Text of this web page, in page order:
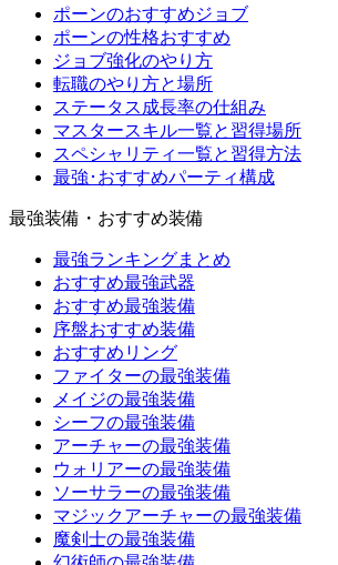
ポーンのおすすめジョブ
ポーンの性格おすすめ
ジョブ強化のやり方
転職のやり方と場所
ステータス成長率の仕組み
マスタースキル一覧と習得場所
スペシャリティ一覧と習得方法
最強･おすすめパーティ構成
最強装備・おすすめ装備
最強ランキングまとめ
おすすめ最強武器
おすすめ最強装備
序盤おすすめ装備
おすすめリング
ファイターの最強装備
メイジの最強装備
シーフの最強装備
アーチャーの最強装備
ウォリアーの最強装備
ソーサラーの最強装備
マジックアーチャーの最強装備
魔剣士の最強装備